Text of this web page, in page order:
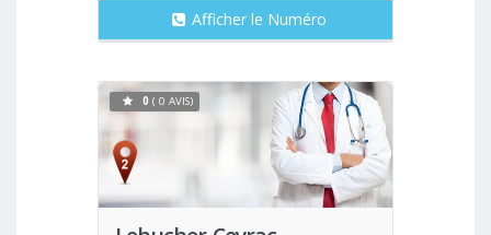
Afficher le Numéro
Voir
0 ( 0 AVIS)